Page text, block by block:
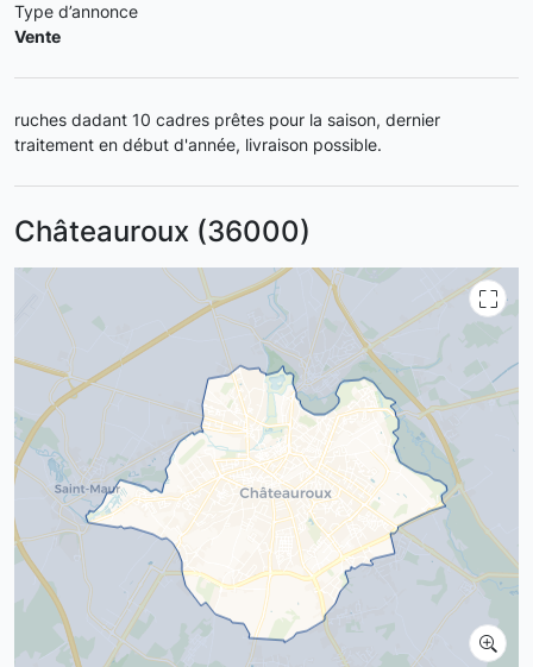
Type d’annonce
Vente
ruches dadant 10 cadres prêtes pour la saison, dernier
traitement en début d'année, livraison possible.
Châteauroux (36000)